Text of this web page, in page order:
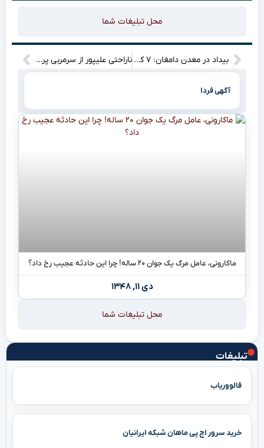
تبلیغات
فالووریاب
خرید سرور اچ پی ماهان شبکه ایرانیان
محل تبلیغات شما
بیداد در معدن دامغان: ۷ کارگر جان خود را از دست دادند (+اسامی) ناراحتی علیپور از سرمربی پرسپولیس: دلیل تعویض من چه بود؟
آگهی فردا
ماکارونی، عامل مرگ یک جوان ۲۰ ساله! چرا این حادثه عجیب رخ داد؟
دی ۱۱, ۱۳۴۸
محل تبلیغات شما